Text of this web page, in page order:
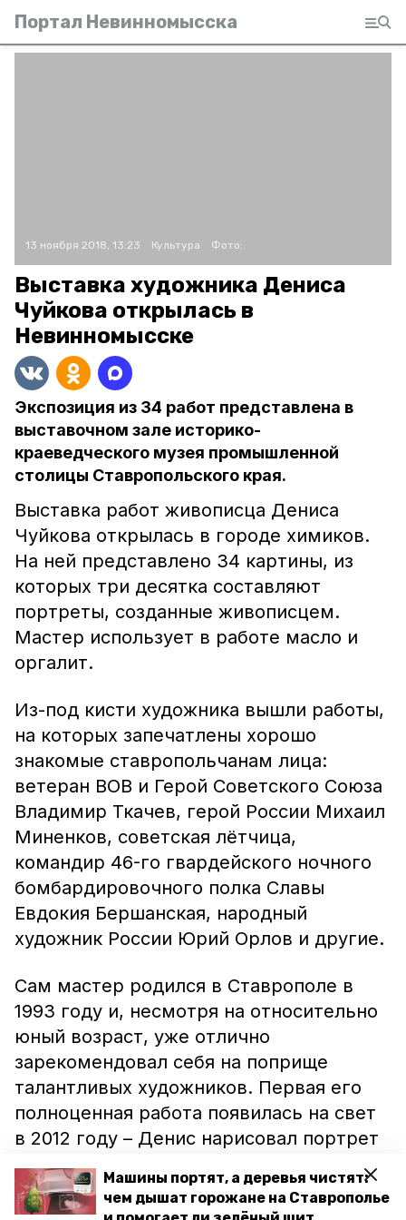
Машины портят, а деревья чистят:
чем дышат горожане на Ставрополье
Портал Невинномысска
13 ноября 2018, 13:23 Культура Фото:
Выставка художника Дениса
Чуйкова открылась в
Невинномысске
Экспозиция из 34 работ представлена в
выставочном зале историко-
краеведческого музея промышленной
столицы Ставропольского края.
Выставка работ живописца Дениса
Чуйкова открылась в городе химиков.
На ней представлено 34 картины, из
которых три десятка составляют
портреты, созданные живописцем.
Мастер использует в работе масло и
оргалит.
Из-под кисти художника вышли работы,
на которых запечатлены хорошо
знакомые ставропольчанам лица:
ветеран ВОВ и Герой Советского Союза
Владимир Ткачев, герой России Михаил
Миненков, советская лётчица,
командир 46-го гвардейского ночного
бомбардировочного полка Славы
Евдокия Бершанская, народный
художник России Юрий Орлов и другие.
Сам мастер родился в Ставрополе в
1993 году и, несмотря на относительно
юный возраст, уже отлично
зарекомендовал себя на поприще
талантливых художников. Первая его
полноценная работа появилась на свет
в 2012 году – Денис нарисовал портрет
своего отца.
Выставка будет работать до 19 декабря.